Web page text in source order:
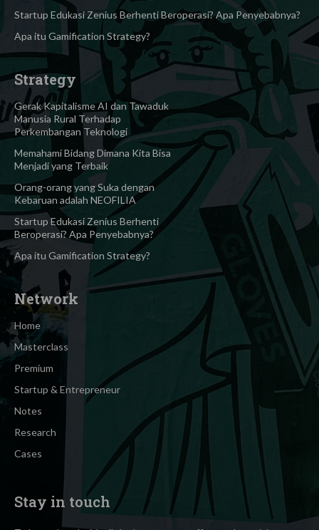
Startup Edukasi Zenius Berhenti Beroperasi? Apa Penyebabnya?
Apa itu Gamification Strategy?
Strategy
Gerak Kapitalisme AI dan Tawaduk
Manusia Rural Terhadap
Perkembangan Teknologi
Memahami Bidang Dimana Kita Bisa
Menjadi yang Terbaik
Orang-orang yang Suka dengan
Kebaruan adalah NEOFILIA
Startup Edukasi Zenius Berhenti
Beroperasi? Apa Penyebabnya?
Apa itu Gamification Strategy?
Network
Home
Masterclass
Premium
Startup & Entrepreneur
Notes
Research
Cases
Stay in touch